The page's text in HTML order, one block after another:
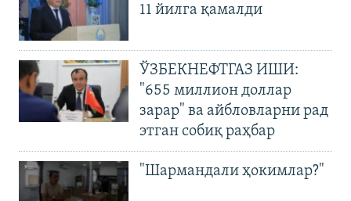
11 йилга қамалди
ЎЗБЕКНЕФТГАЗ ИШИ:
"655 миллион доллар
зарар" ва айбловларни рад
этган собиқ раҳбар
"Шармандали ҳокимлар?"